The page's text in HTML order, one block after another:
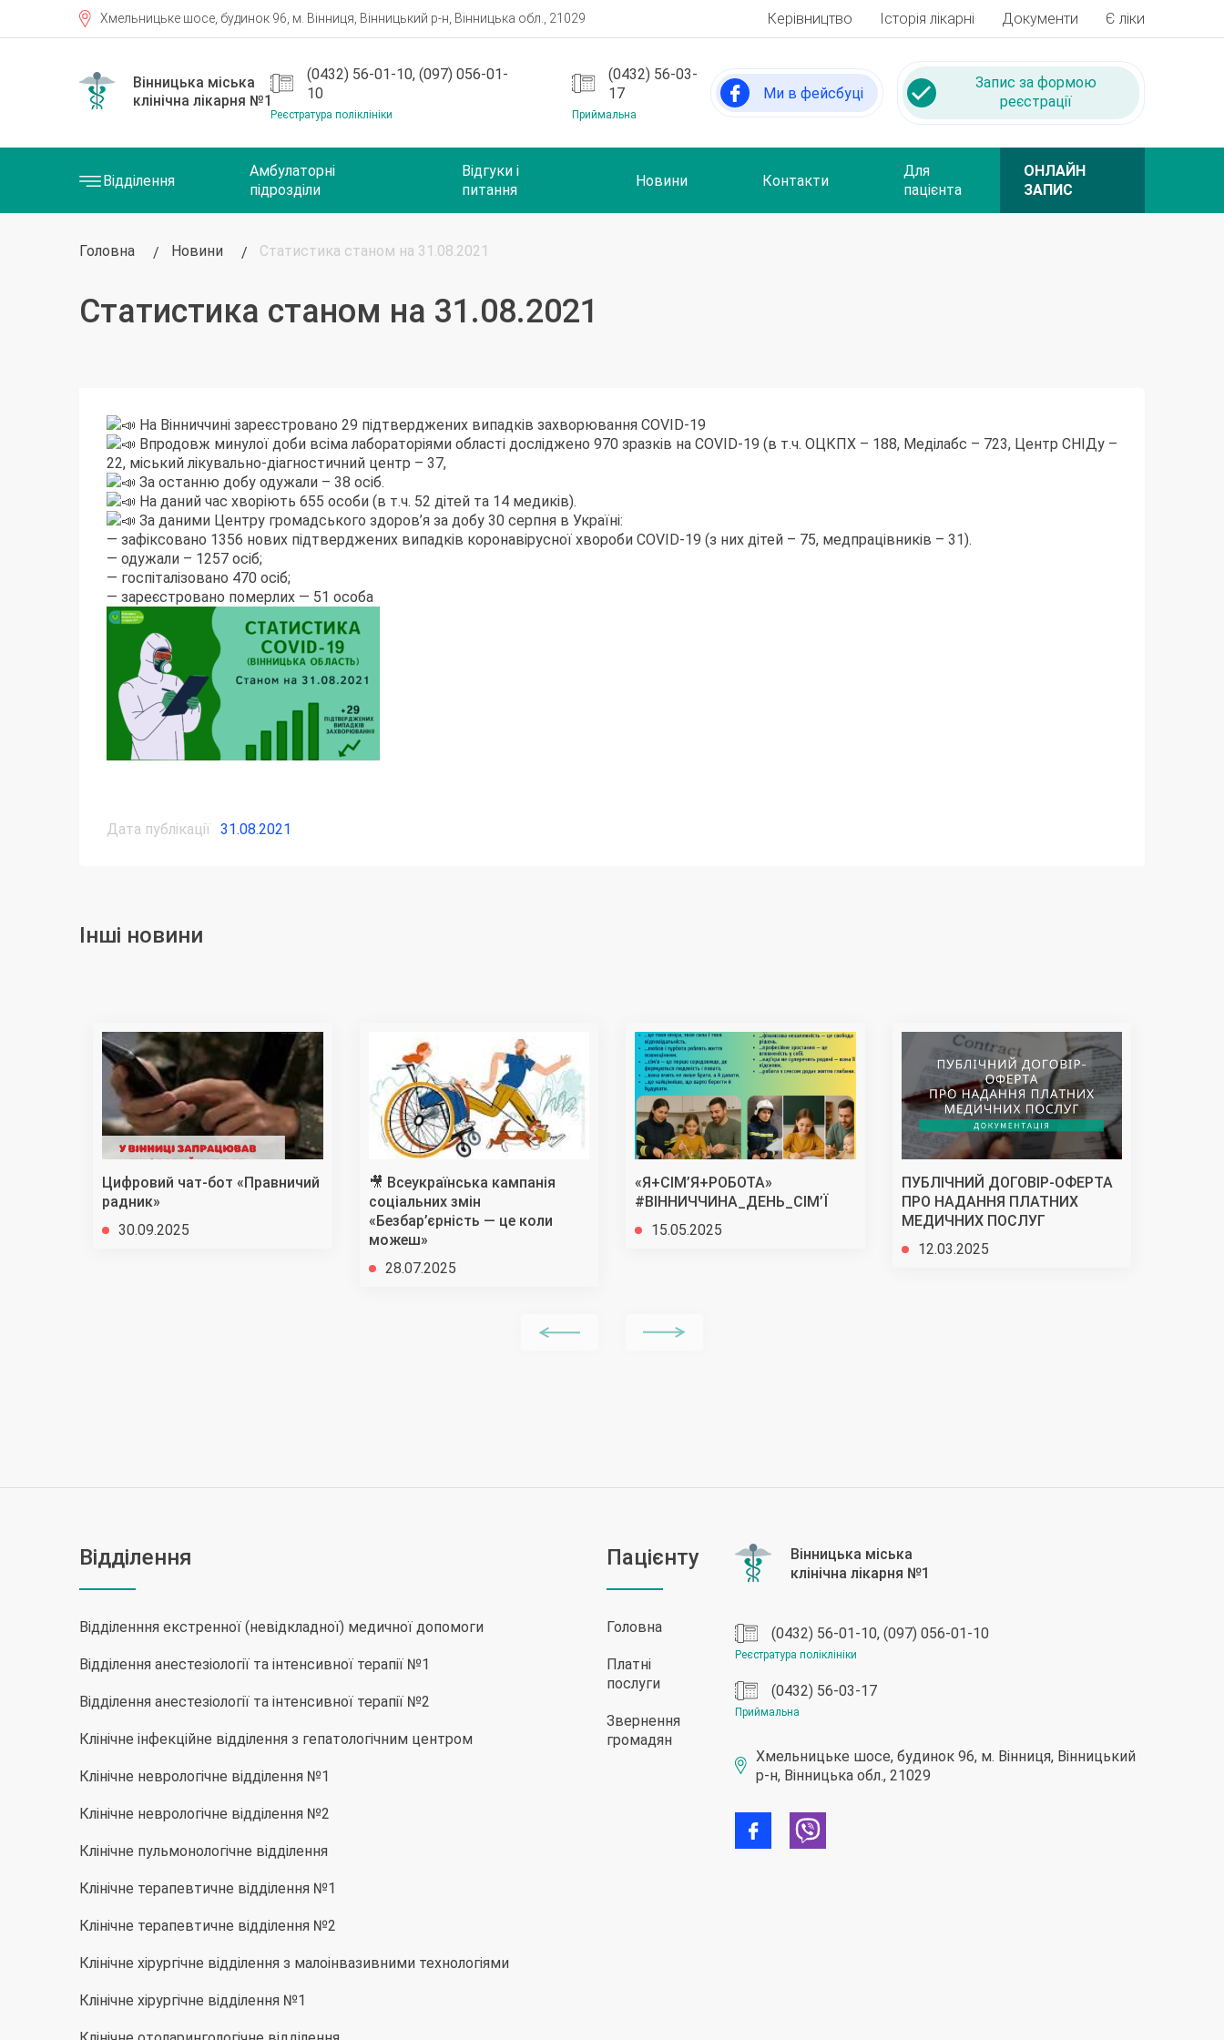
Хмельницьке шосе, будинок 96, м. Вінниця, Вінницький р-н, Вінницька обл., 21029 Керівництво Історія лікарні Документи Є ліки
(0432) 56-01-10, (097) 056-01-
10
Реєстратура поліклініки
(0432) 56-03-
17
Приймальна
Ми в фейсбуці
Відділення
Амбулаторні
підрозділи
Відгуки і
питання
Новини Контакти
Для
пацієнта
ОНЛАЙН
ЗАПИС
Головна Новини Статистика станом на 31.08.2021
Статистика станом на 31.08.2021
На Вінниччині зареєстровано 29 підтверджених випадків захворювання COVID-19
Впродовж минулої доби всіма лабораторіями області досліджено 970 зразків на COVID-19 (в т.ч. ОЦКПХ – 188, Меділабс – 723, Центр СНІДу –
22, міський лікувально-діагностичний центр – 37,
За останню добу одужали – 38 осіб.
На даний час хворіють 655 особи (в т.ч. 52 дітей та 14 медиків).
За даними Центру громадського здоров’я за добу 30 серпня в Україні:
— зафіксовано 1356 нових підтверджених випадків коронавірусної хвороби COVID-19 (з них дітей – 75, медпрацівників – 31).
— одужали – 1257 осіб;
— госпіталізовано 470 осіб;
— зареєстровано померлих — 51 особа
Дата публікації 31.08.2021
Інші новини
Цифровий чат-бот «Правничий
радник»
30.09.2025
🎥 Всеукраїнська кампанія
соціальних змін
«Безбар’єрність — це коли
можеш»
28.07.2025
«Я+СІМ’Я+РОБОТА»
#ВІННИЧЧИНА_ДЕНЬ_СІМ’Ї
15.05.2025
ПУБЛІЧНИЙ ДОГОВІР-ОФЕРТА
ПРО НАДАННЯ ПЛАТНИХ
МЕДИЧНИХ ПОСЛУГ
12.03.2025
Відділення
Відділенння екстренної (невідкладної) медичної допомоги
Відділення анестезіології та інтенсивної терапії №1
Відділення анестезіології та інтенсивної терапії №2
Клінічне інфекційне відділення з гепатологічним центром
Клінічне неврологічне відділення №1
Клінічне неврологічне відділення №2
Клінічне пульмонологічне відділення
Клінічне терапевтичне відділення №1
Клінічне терапевтичне відділення №2
Клінічне хірургічне відділення з малоінвазивними технологіями
Клінічне хірургічне відділення №1
Пацієнту
Головна
Платні
послуги
Звернення
громадян
(0432) 56-01-10, (097) 056-01-10
Реєстратура поліклініки
(0432) 56-03-17
Приймальна
Хмельницьке шосе, будинок 96, м. Вінниця, Вінницький
р-н, Вінницька обл., 21029